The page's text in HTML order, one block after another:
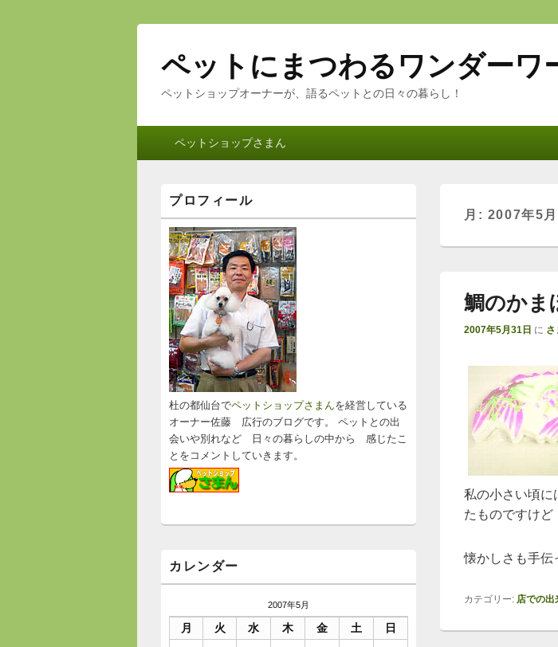
ペットにまつわるワンダーワ
ペットショップオーナーが、語るペットとの日々の暮らし！
ペットショップさまん
月: 2007年5月
鯛のかま
2007年5月31日 に さ
私の小さい頃
たものですけ
懐かしさも手
カテゴリー: 店での出
ン
サ
イ
ド
バ
ー
ウ
ィ
ジ
ェ
ッ
ト
エ
リ
ア
プロフィール
杜の都仙台でペットショップさまんを経営している
オーナー佐藤 広行のブログです。 ペットとの出
会いや別れなど 日々の暮らしの中から 感じたこ
とをコメントしていきます。
カレンダー
2007年5月
月 火 水 木 金 土 日